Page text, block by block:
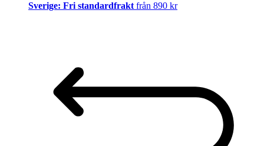
Sverige: Fri standardfrakt från 890 kr